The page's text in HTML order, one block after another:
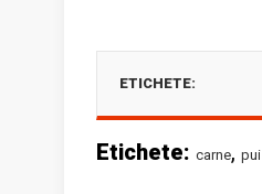
ETICHETE:
Etichete: carne, pui